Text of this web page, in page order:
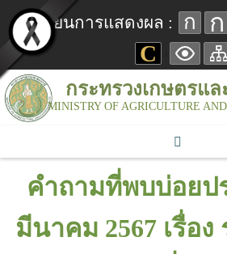
เปลี่ยนการแสดงผล : ก ก
C
กระทรวงเกษตรแ
MINISTRY OF AGRICULTURE
คำถามที่พบบ่อยป
มีนาคม 2567 เรื่อ